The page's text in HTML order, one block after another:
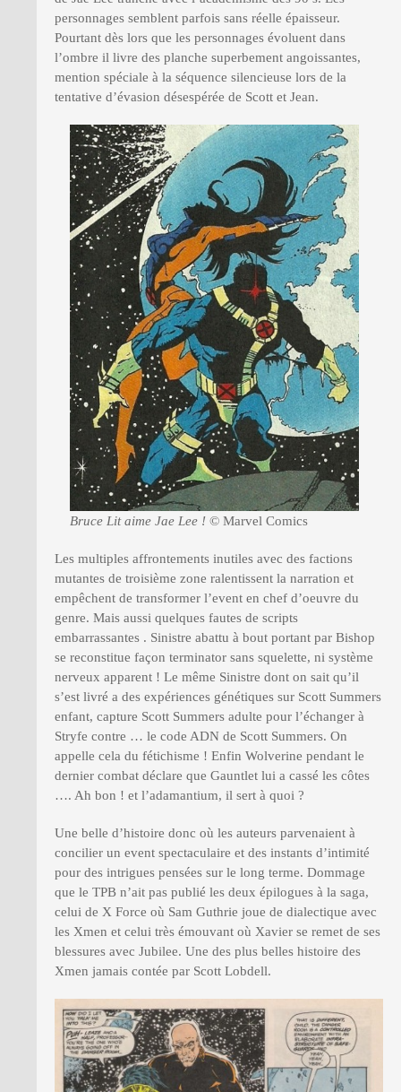
personnages semblent parfois sans réelle épaisseur.
Pourtant dès lors que les personnages évoluent dans
l’ombre il livre des planche superbement angoissantes,
mention spéciale à la séquence silencieuse lors de la
tentative d’évasion désespérée de Scott et Jean.
Bruce Lit aime Jae Lee ! © Marvel Comics
Les multiples affrontements inutiles avec des factions
mutantes de troisième zone ralentissent la narration et
empêchent de transformer l’event en chef d’oeuvre du
genre. Mais aussi quelques fautes de scripts
embarrassantes . Sinistre abattu à bout portant par Bishop
se reconstitue façon terminator sans squelette, ni système
nerveux apparent ! Le même Sinistre dont on sait qu’il
s’est livré a des expériences génétiques sur Scott Summers
enfant, capture Scott Summers adulte pour l’échanger à
Stryfe contre … le code ADN de Scott Summers. On
appelle cela du fétichisme ! Enfin Wolverine pendant le
dernier combat déclare que Gauntlet lui a cassé les côtes
…. Ah bon ! et l’adamantium, il sert à quoi ?
Une belle d’histoire donc où les auteurs parvenaient à
concilier un event spectaculaire et des instants d’intimité
pour des intrigues pensées sur le long terme. Dommage
que le TPB n’ait pas publié les deux épilogues à la saga,
celui de X Force où Sam Guthrie joue de dialectique avec
les Xmen et celui très émouvant où Xavier se remet de ses
blessures avec Jubilee. Une des plus belles histoire des
Xmen jamais contée par Scott Lobdell.